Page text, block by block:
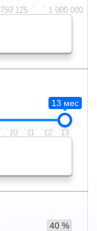
750 125 1 000 000
13 мес
10 11 12 13
40 %